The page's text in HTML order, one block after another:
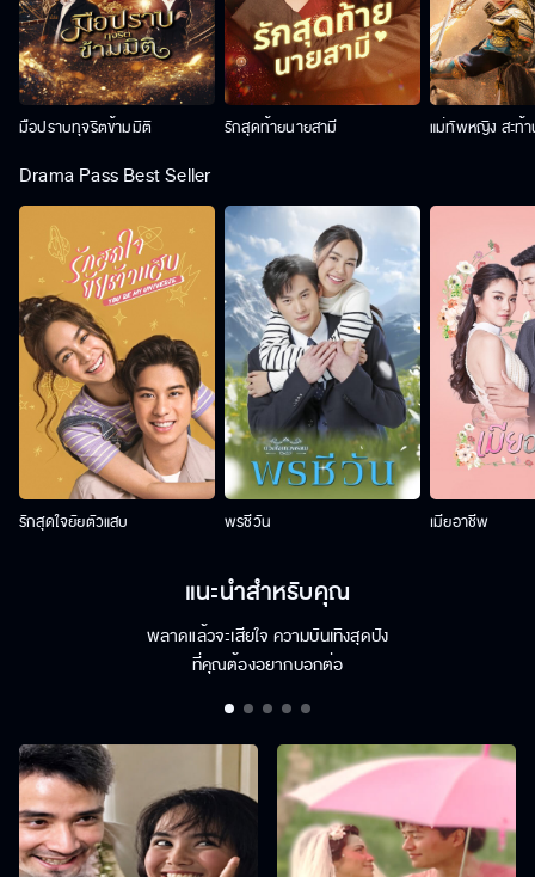
มือปราบทุจริตข้ามมิติ รักสุดท้ายนายสามี แม่ทัพหญิง สะท้
Drama Pass Best Seller
รักสุดใจยัยตัวแสบ พรชีวัน เมียอาชีพ
แนะนำสำหรับคุณ
พลาดแล้วจะเสียใจ ความบันเทิงสุดปัง
ที่คุณต้องอยากบอกต่อ